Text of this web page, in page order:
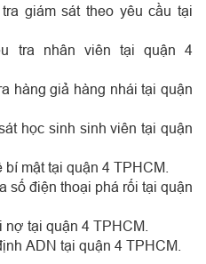
giám sát theo yêu cầu tại
tra nhân viên tại quận 4
hàng giả hàng nhái tại quận
học sinh sinh viên tại quận
mật tại quận 4 TPHCM.
số điện thoại phá rối tại quận
tại quận 4 TPHCM.
ADN tại quận 4 TPHCM.